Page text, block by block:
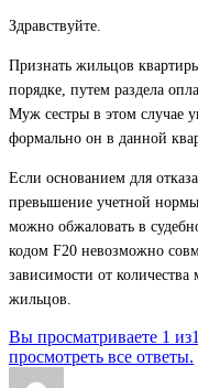
Здравствуйте.
Признать жильцов
порядке, путем раздела
Муж сестры в этом случае
формально он в данной
Если основанием для
превышение учетной нормы
можно обжаловать в
кодом F20 невозможно
зависимости от
жильцов.
Вы просматриваете 1
просмотреть все ответы.